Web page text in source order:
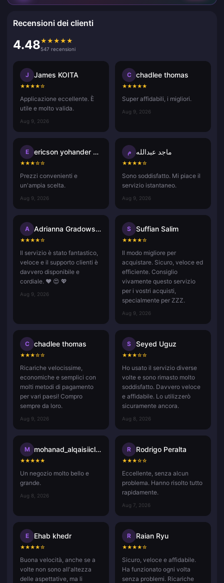
Recensioni dei clienti
4.48★ ★ ★ ★ ★
547 recensioni
J James KOITA
★★★★☆
Applicazione eccellente. È
utile e molto valida.
Aug 9, 2026
C chadlee thomas
★★★★★
Super affidabili, i migliori.
Aug 9, 2026
E ericson yohander alvarado mart
★★★☆☆
Prezzi convenienti e
un'ampia scelta.
Aug 9, 2026
م ماجد عبدالله
★★★★☆
Sono soddisfatto. Mi piace il
servizio istantaneo.
Aug 9, 2026
A Adrianna Gradowska
★★★★☆
Il servizio è stato fantastico,
veloce e il supporto clienti è
davvero disponibile e
cordiale. ❤️ 😍 💖
Aug 9, 2026
S Suffian Salim
★★★★☆
Il modo migliore per
acquistare. Sicuro, veloce ed
efficiente. Consiglio
vivamente questo servizio
per i vostri acquisti,
specialmente per ZZZ.
Aug 9, 2026
C chadlee thomas
★★★☆☆
Ricariche velocissime,
economiche e semplici con
molti metodi di pagamento
per vari paesi! Compro
sempre da loro.
Aug 9, 2026
S Seyed Uguz
★★★☆☆
Ho usato il servizio diverse
volte e sono rimasto molto
soddisfatto. Davvero veloce
e affidabile. Lo utilizzerò
sicuramente ancora.
Aug 8, 2026
M mohanad_alqaisiicloud.com
★★★★★
Un negozio molto bello e
grande.
Aug 8, 2026
R Rodrigo Peralta
★★★☆☆
Eccellente, senza alcun
problema. Hanno risolto tutto
rapidamente.
Aug 7, 2026
E Ehab khedr
★★★★☆
Buona velocità, anche se a
volte non sono all'altezza
delle aspettative, ma li
R Raian Ryu
★★★★☆
Sicuro, veloce e affidabile.
Ha funzionato ogni volta
senza problemi. Ricariche